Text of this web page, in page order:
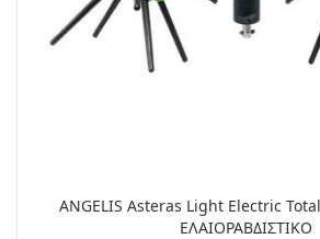
ANGELIS Asteras Light Electric
EΛΑΙΟΡΑΒΔΙΣΤΙΚΟ